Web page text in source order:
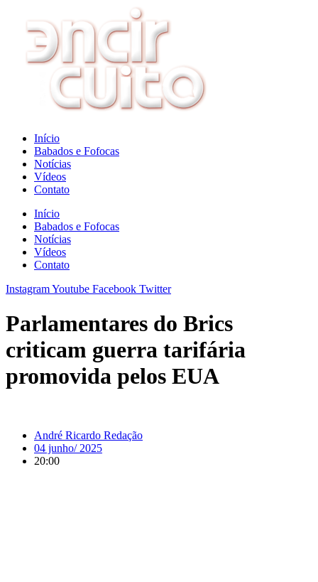
conteúdo
Início
Babados e Fofocas
Notícias
Vídeos
Contato
Início
Babados e Fofocas
Notícias
Vídeos
Contato
InstagramYoutube Facebook Twitter
Parlamentares do Brics
criticam guerra tarifária
promovida pelos EUA
André Ricardo Redação
04 junho/ 2025
20:00